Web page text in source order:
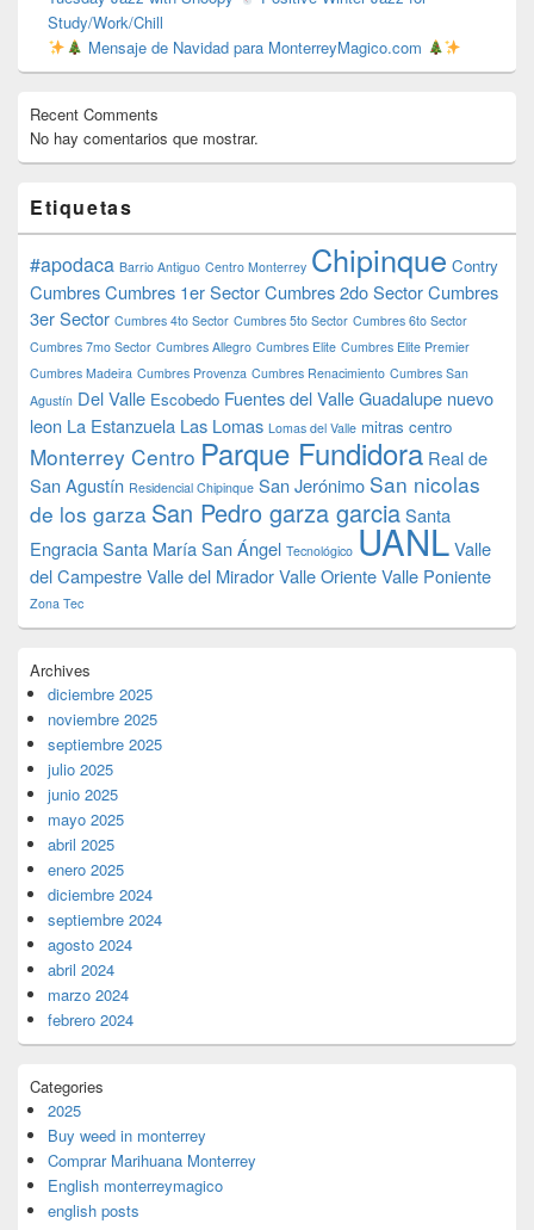
Study/Work/Chill
Mensaje de Navidad para MonterreyMagico.com
Recent Comments
No hay comentarios que mostrar.
Etiquetas
#apodaca Barrio Antiguo Centro Monterrey Chipinque Contry
CumbresCumbres 1er SectorCumbres 2do SectorCumbres
3er Sector Cumbres 4to Sector Cumbres 5to Sector Cumbres 6to Sector
Cumbres 7mo Sector Cumbres Allegro Cumbres Elite Cumbres Elite Premier
Cumbres Madeira Cumbres Provenza Cumbres Renacimiento Cumbres San
Agustín Del Valle Escobedo Fuentes del ValleGuadalupe nuevo
leon La Estanzuela Las Lomas Lomas del Valle mitras centro
Monterrey Centro Parque Fundidora Real de
San Agustín Residencial Chipinque San Jerónimo San nicolas
de los garza San Pedro garza garciaSanta
EngraciaSanta MaríaSan Ángel Tecnológico UANLValle
del CampestreValle del MiradorValle OrienteValle Poniente
Zona Tec
Archives
diciembre 2025
noviembre 2025
septiembre 2025
julio 2025
junio 2025
mayo 2025
abril 2025
enero 2025
diciembre 2024
septiembre 2024
agosto 2024
abril 2024
marzo 2024
febrero 2024
Categories
2025
Buy weed in monterrey
Comprar Marihuana Monterrey
English monterreymagico
english posts